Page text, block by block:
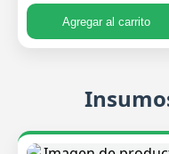
Agregar al carrito